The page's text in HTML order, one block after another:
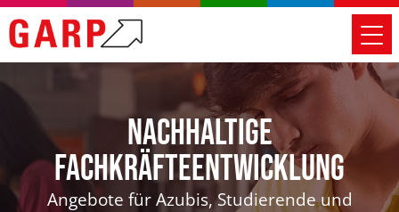
Nachhaltige
Fachkräfteentwicklung
Angebote für Azubis, Studierende und